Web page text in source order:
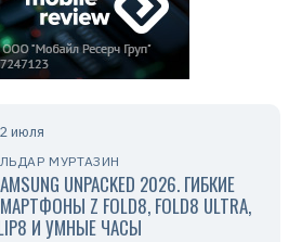
июля
МУРТАЗИН
UNPACKED 2026. ГИБКИЕ
Z FOLD8, FOLD8 ULTRA,
И УМНЫЕ ЧАСЫ